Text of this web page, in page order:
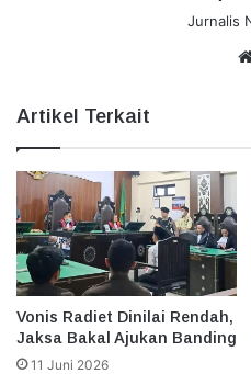
Jurnalis
Artikel Terkait
Vonis Radiet Dinilai Rendah,
Jaksa Bakal Ajukan Banding
11 Juni 2026